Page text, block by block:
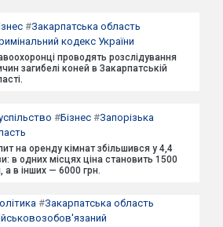
#Закарпатська область
кодекс України
проводять розслідування
загибелі коней в Закарпатській
#Бізнес #Запорізька
на оренду кімнат збільшився у 4,4
в одних місцях ціна становить 1500
а в інших — 6000 грн.
#Закарпатська область